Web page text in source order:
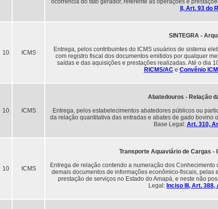
ocorrência do fato gerador, referente as operações e
II, Art. 93 do
10 ICMS
SINTEGRA -
Entrega, pelos contribuintes do ICMS usuários de sistema
com registro fiscal dos documentos emitidos por qualquer
saídas e das aquisições e prestações realizadas. Até o dia
RICMS/ACe Convênio
10 ICMS
Abatedouros - Relação
Entrega, pelos estabelecimentos abatedores públicos ou
da relação quantitativa das entradas e abates de gado bovino
Base Legal: Art. 310,
10 ICMS
Transporte Aquaviário de Cargas
Entrega de relação contendo a numeração dos
demais documentos de informações econômico-fiscais,
prestação de serviços no Estado do Amapá, e neste não
Legal: Inciso III, Art. 388,